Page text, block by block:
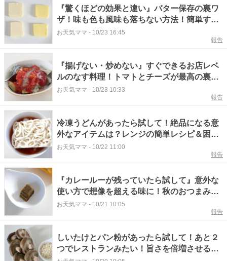
『驚くほどの効果と違い』バター保存の裏ワ
ザ！味も色も風味も落ちない方法！簡単すぎ
てすぐできる
お天気ママ - 10/23 16:45
報告
『揚げない・炒めない』すぐできるお店レベ
ルのなす料理！トマトとチーズが最高の裏ワ
ザレシピ
お天気ママ - 10/23 10:33
報告
冷凍うどんがあったら試して！絶品になる意
外なアイテムは？レンジの簡単レシピ＆困っ
たを解決する裏ワザ
お天気ママ - 10/22 11:00
報告
『カレールーが残っていたら試して』意外な
使い方で想像を超える味に！秋のおつまみや
お弁当におすすめ
お天気ママ - 10/21 10:05
報告
しいたけとパン粉があったら試して！あと２
つでレストランみたい！旨さを倍増させる裏